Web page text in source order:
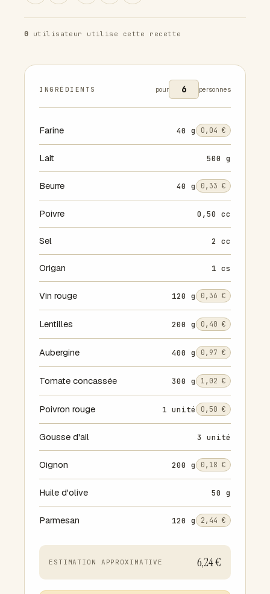
0 utilisateur utilise cette recette
INGRÉDIENTS pour personnes
Farine 40 g 0,04 €
Lait 500 g
Beurre 40 g 0,33 €
Poivre 0,50 cc
Sel 2 cc
Origan 1 cs
Vin rouge 120 g 0,36 €
Lentilles 200 g 0,40 €
Aubergine 400 g 0,97 €
Tomate concassée 300 g 1,02 €
Poivron rouge 1 unité 0,50 €
Gousse d'ail 3 unité
Oignon 200 g 0,18 €
Huile d'olive 50 g
Parmesan 120 g 2,44 €
ESTIMATION APPROXIMATIVE 6,24 €